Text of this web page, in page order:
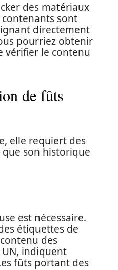
des matériaux
sont
directement
pourriez obtenir
vérifier le contenu
de fûts
elle requiert des
son historique
est nécessaire.
étiquettes de
des
UN, indiquent
fûts portant des